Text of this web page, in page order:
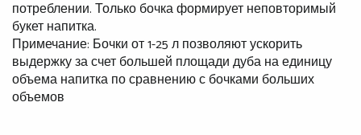
потреблении. Только бочка формирует неповторимый
букет напитка.
Примечание: Бочки от 1-25 л позволяют ускорить
выдержку за счет большей площади дуба на единицу
объема напитка по сравнению с бочками больших
объемов